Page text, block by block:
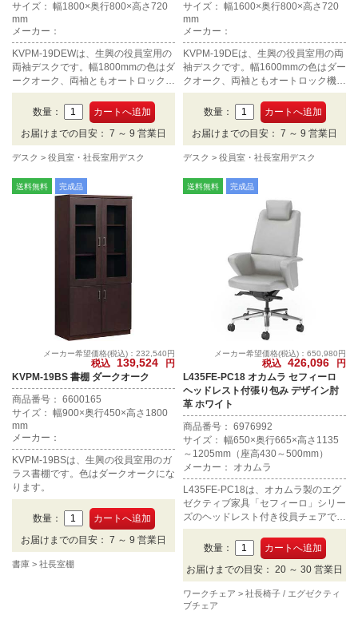
サイズ： 幅1800×奥行800×高さ720
mm
メーカー：
KVPM-19DEWは、生興の役員室用の
両袖デスクです。幅1800mmの色はダ
ークオーク、両袖ともオートロック機
構になります。
数量：
お届けまでの目安： 7 ～ 9 営業日
デスク 役員室・社長室用デスク
サイズ： 幅1600×奥行800×高さ720
mm
メーカー：
KVPM-19DEは、生興の役員室用の両
袖デスクです。幅1600mmの色はダー
クオーク、両袖ともオートロック機構
になります。
数量：
お届けまでの目安： 7 ～ 9 営業日
デスク 役員室・社長室用デスク
送料無料 完成品
メーカー希望価格(税込)：232,540円
税込 139,524
円
KVPM-19BS 書棚 ダークオーク
商品番号： 6600165
サイズ： 幅900×奥行450×高さ1800
mm
メーカー：
KVPM-19BSは、生興の役員室用のガ
ラス書棚です。色はダークオークにな
ります。
数量：
お届けまでの目安： 7 ～ 9 営業日
書庫 社長室棚
送料無料 完成品
メーカー希望価格(税込)：650,980円
税込 426,096
円
L435FE-PC18 オカムラ セフィーロ
ヘッドレスト付張り包み デザイン肘
革 ホワイト
商品番号： 6976992
サイズ： 幅650×奥行665×高さ1135
～1205mm（座高430～500mm）
メーカー： オカムラ
L435FE-PC18は、オカムラ製のエグ
ゼクティブ家具「セフィーロ」シリー
ズのヘッドレスト付き役員チェアで
す。デザイン肘タイプの本革張り、カ
ラーはホワイト。
数量：
お届けまでの目安： 20 ～ 30 営業日
ワークチェア
社長椅子 / エグゼクティ
ブチェア